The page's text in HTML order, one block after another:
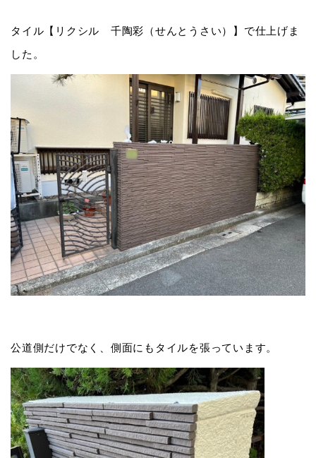
タイル【リクシル 千陶彩（せんとうさい）】で仕上げま
した。
公道側だけでなく、側面にもタイルを張っています。